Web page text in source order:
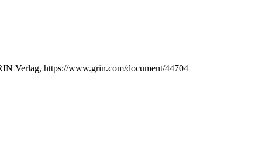
Verlag, https://www.grin.com/document/44704